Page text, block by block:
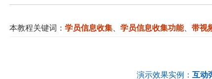
本教程关键词： 学员信息收集、 学员信息收集功能、 带视
演示效果实例： 互动